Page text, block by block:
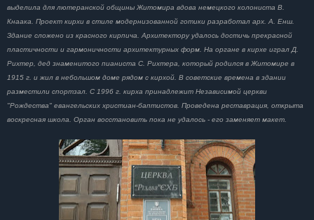
выделила для лютеранской общины Житомира вдова немецкого колониста В.
Кнаака. Проект кирхи в стиле модернизованной готики разработал арх. А. Енш.
Здание сложено из красного кирпича. Архитектору удалось достичь прекрасной
пластичности и гармоничности архитектурных форм. На органе в кирхе играл Д.
Рихтер, дед знаменитого пианиста С. Рихтера, который родился в Житомире в
1915 г. и жил в небольшом доме рядом с кирхой. В советские времена в здании
разместили спортзал. С 1996 г. кирха принадлежит Независимой церкви
"Рождества" евангельских христиан-баптистов. Проведена реставрация, открыта
воскресная школа. Орган восстановить пока не удалось - его заменяет макет.